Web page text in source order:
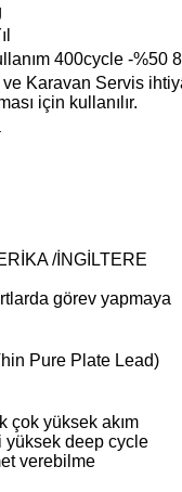
400cycle -%50
Karavan Servis
için kullanılır.
/İNGİLTERE
görev yapmaya
Pure Plate Lead)
çok yüksek akım
yüksek deep cycle
verebilme